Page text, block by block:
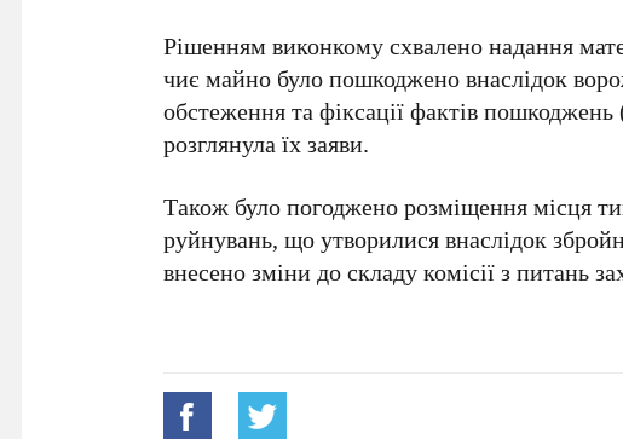
Рішенням виконкому схвалено надання
чиє майно було пошкоджено внаслідок
обстеження та фіксації фактів
розглянула їх заяви.
Також було погоджено розміщення місця
руйнувань, що утворилися внаслідок
внесено зміни до складу комісії з питань